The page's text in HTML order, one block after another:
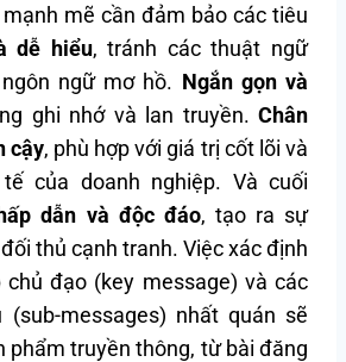
mẽ cần đảm bảo các tiêu
dễ hiểu, tránh các thuật ngữ
ngữ mơ hồ. Ngắn gọn và
ghi nhớ và lan truyền.Chân
cậy, phù hợp với giá trị cốt lõi và
của doanh nghiệp. Và cuối
dẫn và độc đáo, tạo ra sự
thủ cạnh tranh. Việc xác định
đạo (key message) và các
messages) nhất quán sẽ
phẩm truyền thông, từ bài đăng